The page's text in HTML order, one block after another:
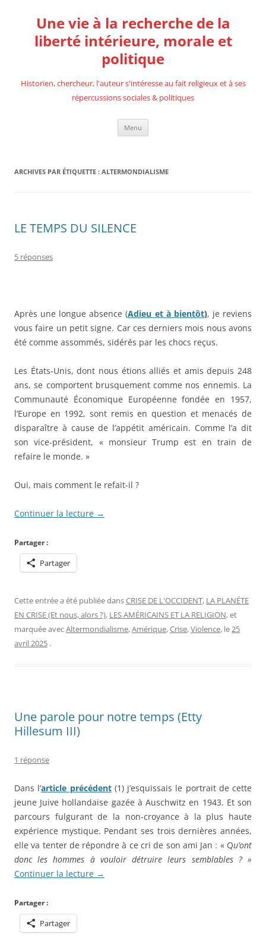
contenuUne vie à la recherche de la
liberté intérieure, morale et
politique
Historien, chercheur, l'auteur s'intéresse au fait religieux et à ses
répercussions sociales & politiques
Menu
ARCHIVES PAR ÉTIQUETTE : ALTERMONDIALISME
LE TEMPS DU SILENCE
5 réponses
Après une longue absence (Adieu et à bientôt), je reviens
vous faire un petit signe. Car ces derniers mois nous avons
été comme assommés, sidérés par les chocs reçus.
Les États-Unis, dont nous étions alliés et amis depuis 248
ans, se comportent brusquement comme nos ennemis. La
Communauté Économique Européenne fondée en 1957,
l’Europe en 1992, sont remis en question et menacés de
disparaître à cause de l’appétit américain. Comme l’a dit
son vice-président, « monsieur Trump est en train de
refaire le monde. »
Oui, mais comment le refait-il ?
Continuer la lecture →
Partager :
Partager
Cette entrée a été publiée dansCRISE DE L'OCCIDENT, LA PLANÉTE
EN CRISE (Et nous, alors ?), LES AMÉRICAINS ET LA RELIGION, et
marquée avecAltermondialisme,Amérique,Crise,Violence, le25
avril 2025 .
Une parole pour notre temps (Etty
Hillesum III)
1 réponse
Dans l’article précédent(1) j’esquissais le portrait de cette
jeune Juive hollandaise gazée à Auschwitz en 1943. Et son
parcours fulgurant de la non-croyance à la plus haute
expérience mystique. Pendant ses trois dernières années,
elle va tenter de répondre à ce cri de son ami Jan : « Qu’ont
donc les hommes à vouloir détruire leurs semblables ? »
Continuer la lecture →
Partager :
Partager